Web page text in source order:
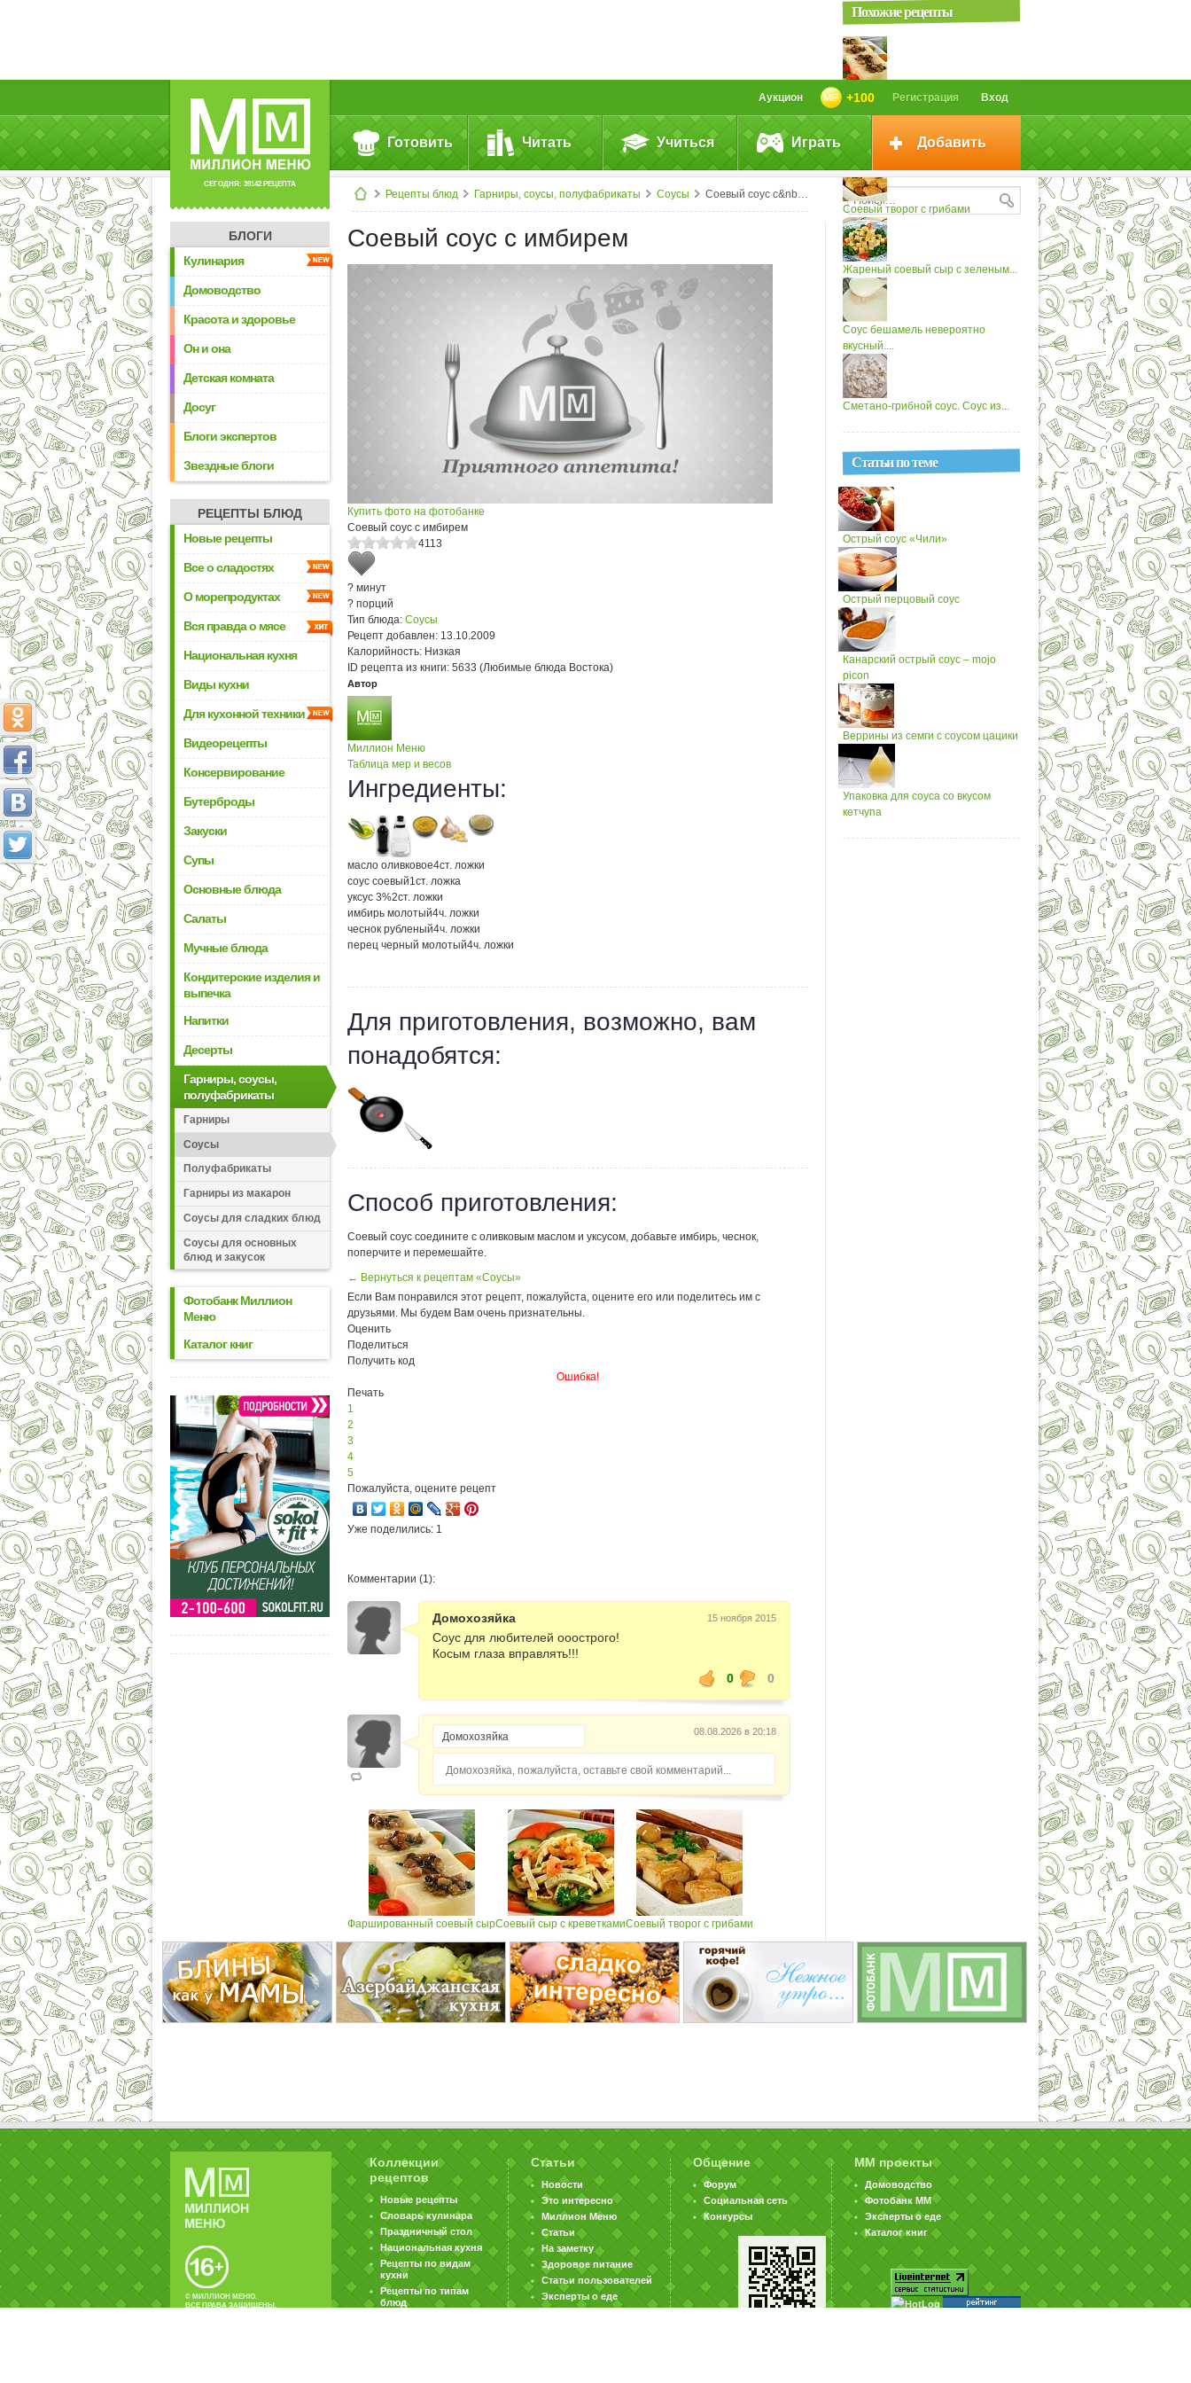
СЕГОДНЯ: 39142 РЕЦЕПТА
Вход
Регистрация
+100
Аукцион
Готовить Читать Учиться Играть Добавить
Рецепты блюд Гарниры, соусы, полуфабрикаты Соусы Соевый соус с&nbsp;имбирем
БЛОГИ
Кулинария
Домоводство
Красота и здоровье
Он и она
Детская комната
Досуг
Блоги экспертов
Звездные блоги
РЕЦЕПТЫ БЛЮД
Новые рецепты
Все о сладостях
О морепродуктах
Вся правда о мясе
Национальная кухня
Виды кухни
Для кухонной техники
Видеорецепты
Консервирование
Бутерброды
Закуски
Супы
Основные блюда
Салаты
Мучные блюда
Кондитерские изделия и
выпечка
Напитки
Десерты
Гарниры, соусы,
полуфабрикаты
Гарниры
Соусы
Полуфабрикаты
Гарниры из макарон
Соусы для сладких блюд
Соусы для основных
блюд и закусок
Фотобанк Миллион
Меню
Каталог книг
Соевый соус с имбирем
Купить фото на фотобанке
Соевый соус с имбирем
4113
? минут
? порций
Тип блюда: Соусы
Рецепт добавлен: 13.10.2009
Калорийность: Низкая
ID рецепта из книги: 5633 (Любимые блюда Востока)
Автор
Миллион Меню
Таблица мер и весов
Ингредиенты:
масло оливковое4ст. ложки
соус соевый1ст. ложка
уксус 3%2ст. ложки
имбирь молотый4ч. ложки
чеснок рубленый4ч. ложки
перец черный молотый4ч. ложки
Для приготовления, возможно, вам
понадобятся:
Способ приготовления:
Соевый соус соедините с оливковым маслом и уксусом, добавьте имбирь, чеснок,
поперчите и перемешайте.
← Вернуться к рецептам «Соусы»
Если Вам понравился этот рецепт, пожалуйста, оцените его или поделитесь им с
друзьями. Мы будем Вам очень признательны.
Оценить
Поделиться
Получить код
Ошибка!
Печать
1
2
3
4
5
Пожалуйста, оцените рецепт
Уже поделились: 1
Комментарии (1):
Домохозяйка 15 ноября 2015
Соус для любителей ооострого!
Косым глаза вправлять!!!
0
0
08.08.2026 в 20:18
Домохозяйка, пожалуйста, оставьте свой комментарий...
Фаршированный соевый сырСоевый сыр с креветкамиСоевый творог с грибами
Похожие рецепты
Соевый сыр с креветками
Соевый творог с грибами
Жареный соевый сыр с зеленым...
Соус бешамель невероятно
вкусный....
Сметано-грибной соус. Соус из...
Статьи по теме
Острый соус «Чили»
Острый перцовый соус
Канарский острый соус – mojo
picon
Веррины из семги с соусом цацики
Упаковка для соуса со вкусом
кетчупа
© МИЛЛИОН МЕНЮ.
ВСЕ ПРАВА ЗАЩИЩЕНЫ.
Коллекции
рецептов
Новые рецепты
Словарь кулинара
Праздничный стол
Национальная кухня
Рецепты по видам
кухни
Рецепты по типам
блюд
Статьи
Новости
Это интересно
Миллион Меню
Статьи
На заметку
Здоровое питание
Статьи пользователей
Эксперты о еде
Общение
Форум
Социальная сеть
Конкурсы
ММ проекты
Домоводство
Фотобанк ММ
Эксперты о еде
Каталог книг